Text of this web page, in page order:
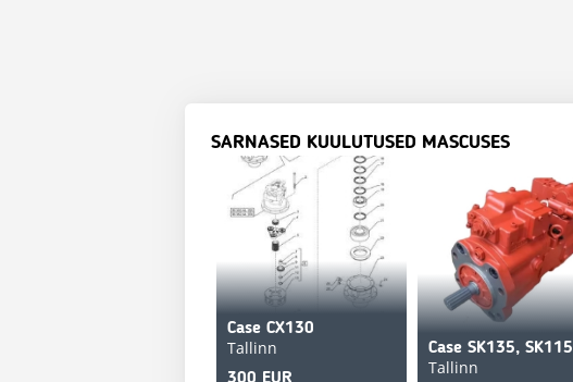
SARNASED KUULUTUSED MASCUSES
Case CX130
Tallinn Case SK135, SK115
Tallinn